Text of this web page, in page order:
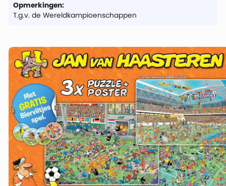
Opmerkingen:
T.g.v. de Wereldkampioenschappen